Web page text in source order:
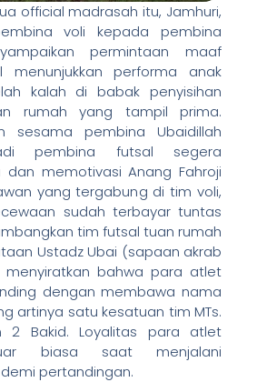
official madrasah itu, Jamhuri,
voli kepada pembina
permintaan maaf
menunjukkan performa anak
kalah di babak penyisihan
rumah yang tampil prima.
sesama pembina Ubaidillah
pembina futsal segera
dan memotivasi Anang Fahroji
yang tergabung di tim voli,
sudah terbayar tuntas
tim futsal tuan rumah
Ustadz Ubai (sapaan akrab
menyiratkan bahwa para atlet
dengan membawa nama
artinya satu kesatuan tim MTs.
2 Bakid. Loyalitas para atlet
biasa saat menjalani
pertandingan.